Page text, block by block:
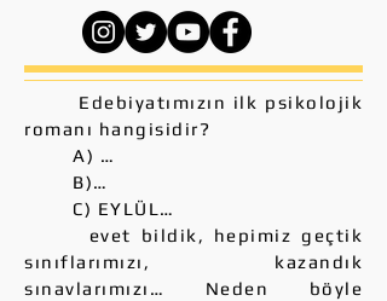
Edebiyatımızın ilk psikolojik
romanı hangisidir?
A) …
B)…
C) EYLÜL…
evet bildik, hepimiz geçtik
sınıflarımızı, kazandık
sınavlarımızı… Neden böyle